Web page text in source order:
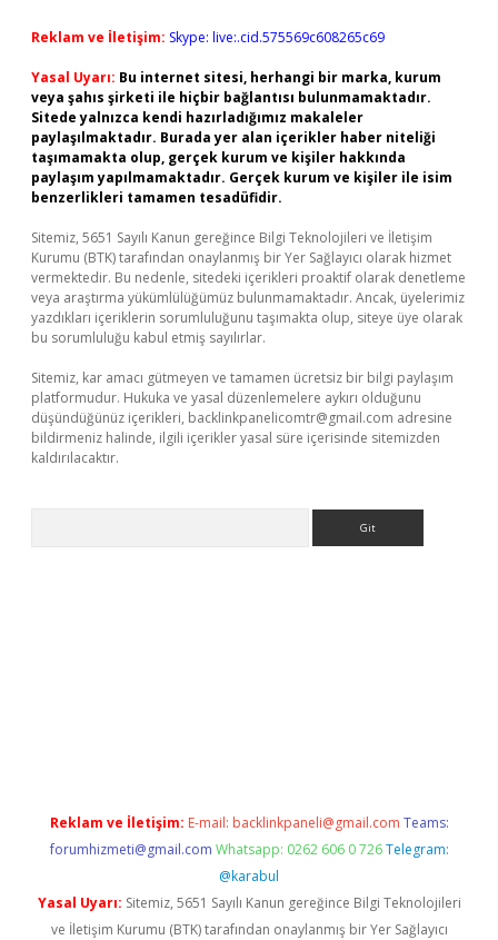
Reklam ve İletişim: Skype: live:.cid.575569c608265c69
Yasal Uyarı: Bu internet sitesi, herhangi bir marka, kurum
veya şahıs şirketi ile hiçbir bağlantısı bulunmamaktadır.
Sitede yalnızca kendi hazırladığımız makaleler
paylaşılmaktadır. Burada yer alan içerikler haber niteliği
taşımamakta olup, gerçek kurum ve kişiler hakkında
paylaşım yapılmamaktadır. Gerçek kurum ve kişiler ile isim
benzerlikleri tamamen tesadüfidir.
Sitemiz, 5651 Sayılı Kanun gereğince Bilgi Teknolojileri ve İletişim
Kurumu (BTK) tarafından onaylanmış bir Yer Sağlayıcı olarak hizmet
vermektedir. Bu nedenle, sitedeki içerikleri proaktif olarak denetleme
veya araştırma yükümlülüğümüz bulunmamaktadır. Ancak, üyelerimiz
yazdıkları içeriklerin sorumluluğunu taşımakta olup, siteye üye olarak
bu sorumluluğu kabul etmiş sayılırlar.
Sitemiz, kar amacı gütmeyen ve tamamen ücretsiz bir bilgi paylaşım
platformudur. Hukuka ve yasal düzenlemelere aykırı olduğunu
düşündüğünüz içerikleri, backlinkpanelicomtr@gmail.com adresine
bildirmeniz halinde, ilgili içerikler yasal süre içerisinde sitemizden
kaldırılacaktır.
Reklam ve İletişim: E-mail: backlinkpaneli@gmail.com Teams:
forumhizmeti@gmail.com Whatsapp: 0262 606 0 726 Telegram:
@karabul
Yasal Uyarı: Sitemiz, 5651 Sayılı Kanun gereğince Bilgi Teknolojileri
ve İletişim Kurumu (BTK) tarafından onaylanmış bir Yer Sağlayıcı